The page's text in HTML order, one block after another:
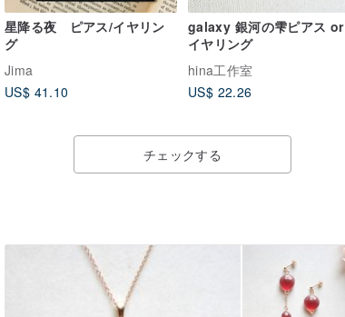
星降る夜 ピアス/イヤリン
グ
Jima
US$ 41.10
galaxy 銀河の雫ピアス or
イヤリング
hina工作室
US$ 22.26
チェックする